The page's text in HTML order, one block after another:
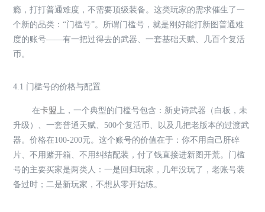
瘾，打打普通难度，不需要顶级装备。这类玩家的需求催生了一
个新的品类：“门槛号”。所谓门槛号，就是刚好能打新图普通难
度的账号——有一把过得去的武器、一套基础天赋、几百个复活
币。
4.1 门槛号的价格与配置
在卡盟上，一个典型的门槛号包含：新史诗武器（白板，未
升级）、一套普通天赋、500个复活币、以及几把老版本的过渡武
器。价格在100-200元。这个账号的价值在于：你不用自己肝碎
片、不用赌开箱、不用纠结配装，付了钱直接进新图开荒。门槛
号的主要买家是两类人：一是回归玩家，几年没玩了，老账号装
备过时；二是新玩家，不想从零开始练。